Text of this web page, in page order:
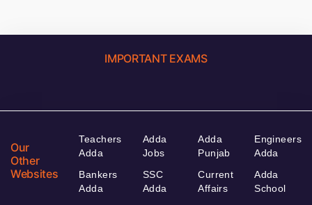
IMPORTANT EXAMS
Our
Other
Websites
Teachers
Adda
Bankers
Adda
Adda
Jobs
SSC
Adda
Adda
Punjab
Current
Affairs
Engineers
Adda
Adda
School